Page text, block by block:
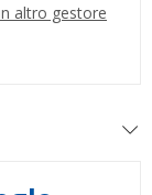
altro gestore